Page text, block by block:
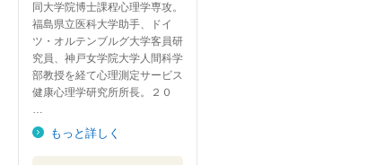
同大学院博士課程心理学専攻。
福島県立医科大学助手、ドイ
ツ・オルテンブルグ大学客員研
究員、神戸女学院大学人間科学
部教授を経て心理測定サービス
健康心理学研究所所長。２０
…
もっと詳しく